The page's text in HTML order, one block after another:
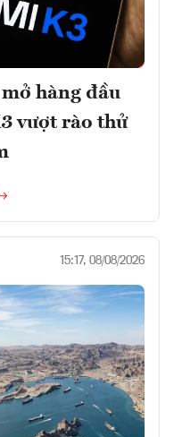
hàng đầu
vượt rào thử
15:17, 08/08/2026